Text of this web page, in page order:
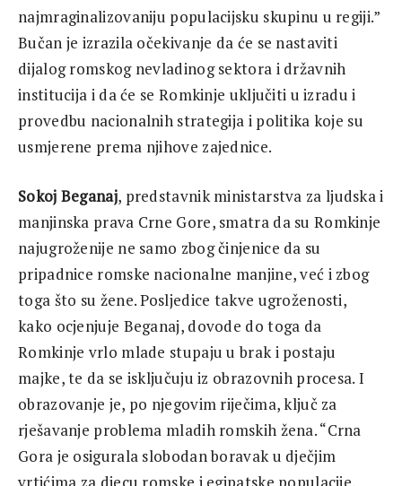
najmraginalizovaniju populacijsku skupinu u regiji.”
Bučan je izrazila očekivanje da će se nastaviti
dijalog romskog nevladinog sektora i državnih
institucija i da će se Romkinje uključiti u izradu i
provedbu nacionalnih strategija i politika koje su
usmjerene prema njihove zajednice.
Sokoj Beganaj, predstavnik ministarstva za ljudska i
manjinska prava Crne Gore, smatra da su Romkinje
najugroženije ne samo zbog činjenice da su
pripadnice romske nacionalne manjine, već i zbog
toga što su žene. Posljedice takve ugroženosti,
kako ocjenjuje Beganaj, dovode do toga da
Romkinje vrlo mlade stupaju u brak i postaju
majke, te da se isključuju iz obrazovnih procesa. I
obrazovanje je, po njegovim riječima, ključ za
rješavanje problema mladih romskih žena. “Crna
Gora je osigurala slobodan boravak u dječjim
vrtićima za djecu romske i egipatske populacije.